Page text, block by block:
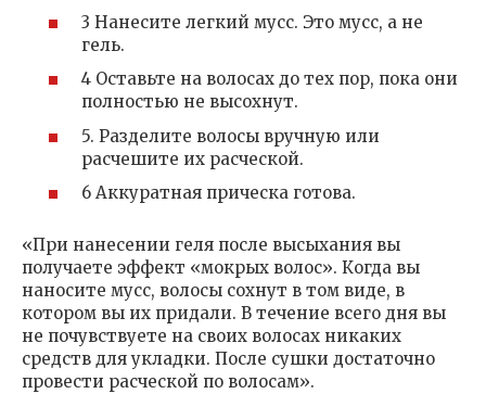
3 Нанесите легкий мусс. Это мусс, а не
гель.
4 Оставьте на волосах до тех пор, пока они
полностью не высохнут.
5. Разделите волосы вручную или
расчешите их расческой.
6 Аккуратная прическа готова.
«При нанесении геля после высыхания вы
получаете эффект «мокрых волос». Когда вы
наносите мусс, волосы сохнут в том виде, в
котором вы их придали. В течение всего дня вы
не почувствуете на своих волосах никаких
средств для укладки. После сушки достаточно
провести расческой по волосам».